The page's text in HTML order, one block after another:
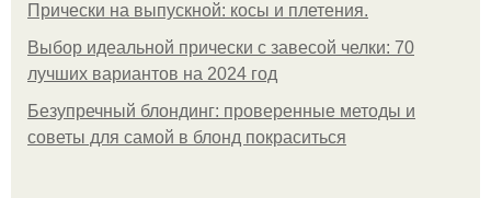
Прически на выпускной: косы и плетения.
Выбор идеальной прически с завесой челки: 70
лучших вариантов на 2024 год
Безупречный блондинг: проверенные методы и
советы для самой в блонд покраситься